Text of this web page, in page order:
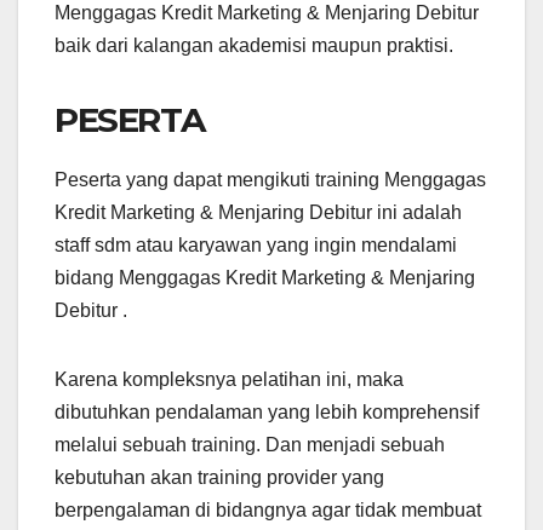
Menggagas Kredit Marketing & Menjaring Debitur
baik dari kalangan akademisi maupun praktisi.
PESERTA
Peserta yang dapat mengikuti training Menggagas
Kredit Marketing & Menjaring Debitur ini adalah
staff sdm atau karyawan yang ingin mendalami
bidang Menggagas Kredit Marketing & Menjaring
Debitur .
Karena kompleksnya pelatihan ini, maka
dibutuhkan pendalaman yang lebih komprehensif
melalui sebuah training. Dan menjadi sebuah
kebutuhan akan training provider yang
berpengalaman di bidangnya agar tidak membuat